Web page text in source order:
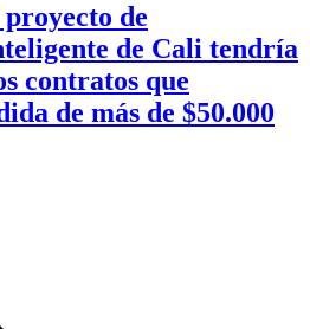
de
de Cali tendría
contratos que
de más de $50.000